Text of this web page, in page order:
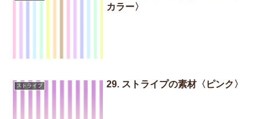
カラー〉
ストライプ 29. ストライプの素材〈ピンク〉